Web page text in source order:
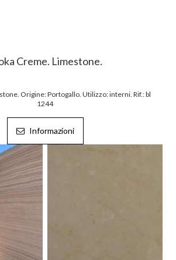
Creme. Limestone.
Origine: Portogallo. Utilizzo: interni. Rif.: bl
1244
Informazioni